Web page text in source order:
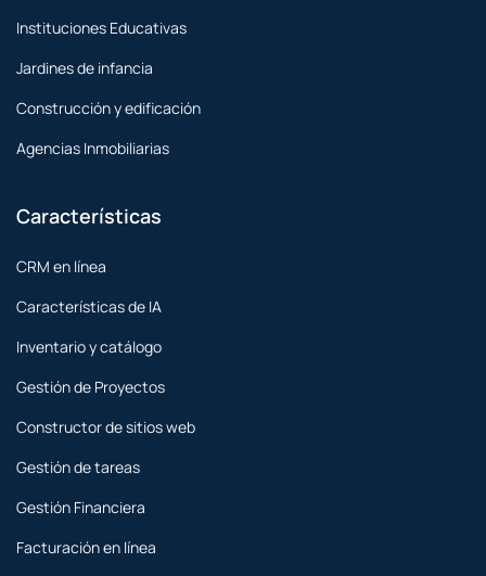
Instituciones Educativas
Jardines de infancia
Construcción y edificación
Agencias Inmobiliarias
Características
CRM en línea
Características de IA
Inventario y catálogo
Gestión de Proyectos
Constructor de sitios web
Gestión de tareas
Gestión Financiera
Facturación en línea